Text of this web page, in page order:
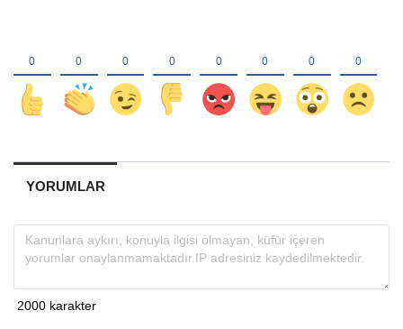
YORUMLAR